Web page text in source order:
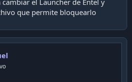
que permite bloquearlo